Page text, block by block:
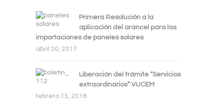
Primera Resolución a la
aplicación del arancel para las
importaciones de paneles solares
abril 20, 2017
Liberación del trámite “Servicios
extraordinarios” VUCEM
febrero 15, 2018